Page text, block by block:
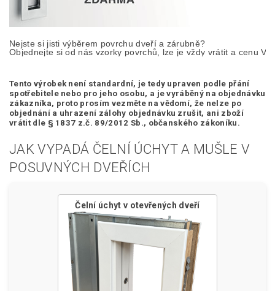
Nejste si jisti výběrem povrchu dveří a zárubně?
Objednejte si od nás vzorky povrchů, lze je vždy vrátit a cenu
Tento výrobek není standardní, je tedy upraven podle přání
spotřebitele nebo pro jeho osobu, a je vyráběný na objednávku
zákazníka, proto prosím vezměte na vědomí, že nelze po
objednání a uhrazení zálohy objednávku zrušit, ani zboží
vrátit dle § 1837 z.č. 89/2012 Sb., občanského zákoníku.
JAK VYPADÁ ČELNÍ ÚCHYT A MUŠLE V
POSUVNÝCH DVEŘÍCH
Čelní úchyt v otevřených dveří